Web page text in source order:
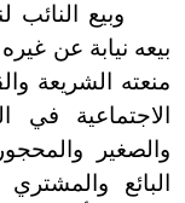
وبيع
بيعه نيابة عن
منعته الشريعة
الاجتماعية في
والصغير
البائع